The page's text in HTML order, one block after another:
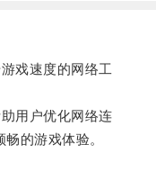
戏速度的网络工
用户优化网络连
的游戏体验。